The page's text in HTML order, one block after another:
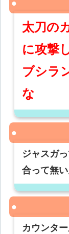
太刀の
に攻撃
ブシラ
な
ジャスガ
合って無
カウンタ